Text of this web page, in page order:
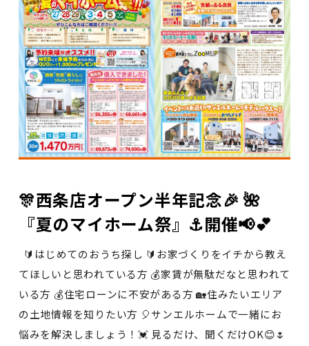
🎊西条店オープン半年記念🎉 🌺
『夏のマイホーム祭』⚓開催📢💕
🔰はじめてのおうち探し 🔰お家づくりをイチから教え
てほしいと思われている方 💰家賃が無駄だなと思われて
いる方 💰住宅ローンに不安がある方 🏡住みたいエリア
の土地情報を知りたい方 🎈サンエルホームで一緒にお
悩みを解決しましょう！💓 見るだけ、聞くだけOK😊🌷